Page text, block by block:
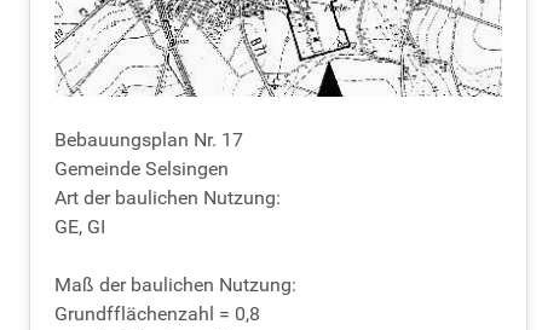
Bebauungsplan Nr. 17
Gemeinde Selsingen
Art der baulichen Nutzung:
GE, GI
Maß der baulichen Nutzung:
Grundfflächenzahl = 0,8